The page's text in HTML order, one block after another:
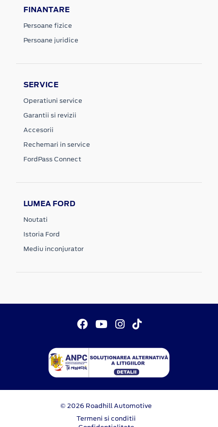
FINANTARE
Persoane fizice
Persoane juridice
SERVICE
Operatiuni service
Garantii si revizii
Accesorii
Rechemari in service
FordPass Connect
LUMEA FORD
Noutati
Istoria Ford
Mediu inconjurator
© 2026 Roadhill Automotive
Termeni si conditii